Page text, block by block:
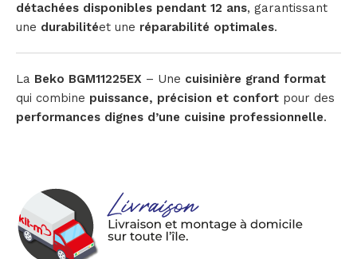
détachées disponibles pendant 12 ans, garantissant
une durabilitéet une réparabilité optimales.
La Beko BGM11225EX – Une cuisinière grand format
qui combine puissance, précision et confort pour des
performances dignes d’une cuisine professionnelle.